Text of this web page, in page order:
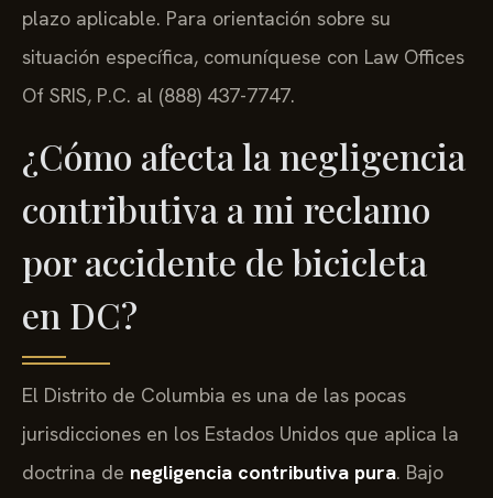
plazo aplicable. Para orientación sobre su
situación específica, comuníquese con Law Offices
Of SRIS, P.C. al (888) 437-7747.
¿Cómo afecta la negligencia
contributiva a mi reclamo
por accidente de bicicleta
en DC?
El Distrito de Columbia es una de las pocas
jurisdicciones en los Estados Unidos que aplica la
doctrina de negligencia contributiva pura. Bajo